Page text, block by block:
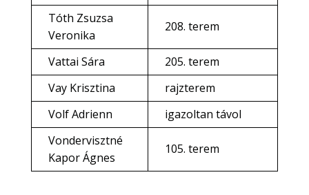
Tóth Zsuzsa
Veronika
208. terem
Vattai Sára
205. terem
Vay Krisztina
rajzterem
Volf Adrienn
igazoltan távol
Vondervisztné
Kapor Ágnes
105. terem